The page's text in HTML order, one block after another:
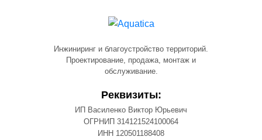
Инжиниринг и благоустройство территорий.
Проектирование, продажа, монтаж и
обслуживание.
Реквизиты:
ИП Василенко Виктор Юрьевич
ОГРНИП 314121524100064
ИНН 120501188408